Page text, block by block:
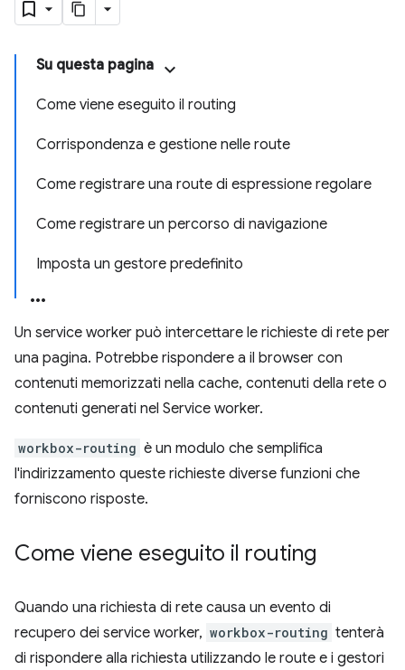
Su questa pagina
Come viene eseguito il routing
Corrispondenza e gestione nelle route
Come registrare una route di espressione regolare
Come registrare un percorso di navigazione
Imposta un gestore predefinito
Un service worker può intercettare le richieste di rete per
una pagina. Potrebbe rispondere a il browser con
contenuti memorizzati nella cache, contenuti della rete o
contenuti generati nel Service worker.
workbox-routing è un modulo che semplifica
l'indirizzamento queste richieste diverse funzioni che
forniscono risposte.
Come viene eseguito il routing
Quando una richiesta di rete causa un evento di
recupero dei service worker, workbox-routing tenterà
di rispondere alla richiesta utilizzando le route e i gestori